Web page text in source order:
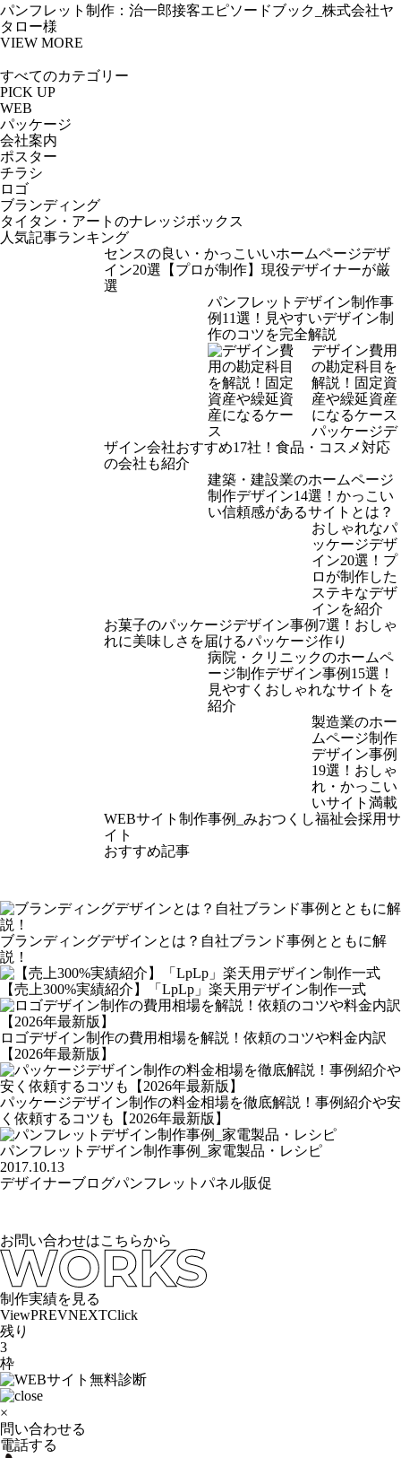
パンフレット制作：治一郎接客エピソードブック_株式会社ヤ
タロー様
VIEW MORE
PICK UP
WEB
パッケージ
会社案内
ポスター
チラシ
ロゴ
ブランディング
タイタン・アートのナレッジボックス
人気記事ランキング
センスの良い・かっこいいホームページデザ
イン20選【プロが制作】現役デザイナーが厳
選
パンフレットデザイン制作事
例11選！見やすいデザイン制
作のコツを完全解説
デザイン費用
の勘定科目を
解説！固定資
産や繰延資産
になるケース
パッケージデ
ザイン会社おすすめ17社！食品・コスメ対応
の会社も紹介
建築・建設業のホームページ
制作デザイン14選！かっこい
い信頼感があるサイトとは？
おしゃれなパ
ッケージデザ
イン20選！プ
ロが制作した
ステキなデザ
インを紹介
お菓子のパッケージデザイン事例7選！おしゃ
れに美味しさを届けるパッケージ作り
病院・クリニックのホームペ
ージ制作デザイン事例15選！
見やすくおしゃれなサイトを
紹介
製造業のホー
ムページ制作
デザイン事例
19選！おしゃ
れ・かっこい
いサイト満載
WEBサイト制作事例_みおつくし福祉会採用サ
イト
おすすめ記事
ブランディングデザインとは？自社ブランド事例とともに解
説！
【売上300%実績紹介】「LpLp」楽天用デザイン制作一式
ロゴデザイン制作の費用相場を解説！依頼のコツや料金内訳
【2026年最新版】
パッケージデザイン制作の料金相場を徹底解説！事例紹介や安
く依頼するコツも【2026年最新版】
パンフレットデザイン制作事例_家電製品・レシピ
2017.10.13
デザイナーブログパンフレット パネル販促
お問い合わせはこちらから
制作実績を見る
ViewPREVNEXTClick
残り
3
枠
×
問い合わせる
電話する